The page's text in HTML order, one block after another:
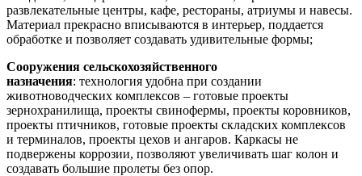
развлекательные центры, кафе, рестораны, атриумы и навесы.
Материал прекрасно вписываются в интерьер, поддается
обработке и позволяет создавать удивительные формы;
Сооружения сельскохозяйственного
назначения: технология удобна при создании
животноводческих комплексов – готовые проекты
зернохранилища, проекты свинофермы, проекты коровников,
проекты птичников, готовые проекты складских комплексов
и терминалов, проекты цехов и ангаров. Каркасы не
подвержены коррозии, позволяют увеличивать шаг колон и
создавать большие пролеты без опор.